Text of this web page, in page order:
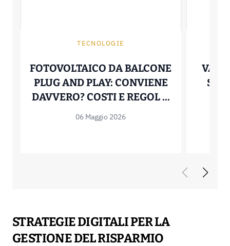
TECNOLOGIE
FOTOVOLTAICO DA BALCONE
PLUG AND PLAY: CONVIENE
DAVVERO? COSTI E REGOL ...
06 Maggio 2026
STRATEGIE DIGITALI PER LA
GESTIONE DEL RISPARMIO